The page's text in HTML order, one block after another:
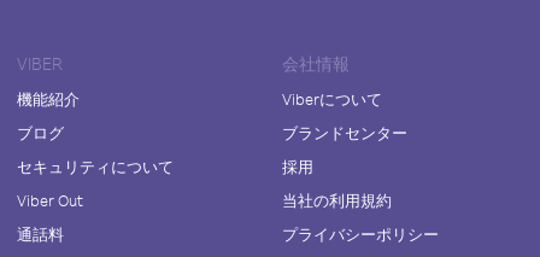
VIBER
機能紹介
ブログ
セキュリティについて
Viber Out
通話料
会社情報
Viberについて
ブランドセンター
採用
当社の利用規約
プライバシーポリシー